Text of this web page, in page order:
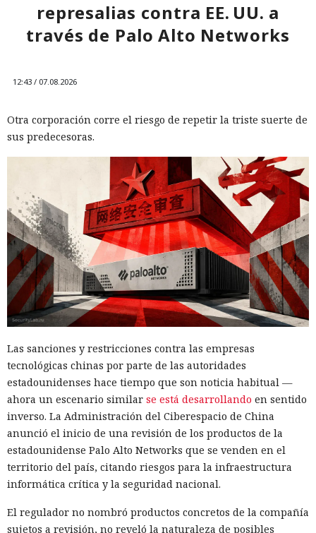
represalias contra EE. UU. a
través de Palo Alto Networks
12:43 / 07.08.2026
Otra corporación corre el riesgo de repetir la triste suerte de
sus predecesoras.
Las sanciones y restricciones contra las empresas
tecnológicas chinas por parte de las autoridades
estadounidenses hace tiempo que son noticia habitual —
ahora un escenario similar se está desarrollando en sentido
inverso. La Administración del Ciberespacio de China
anunció el inicio de una revisión de los productos de la
estadounidense Palo Alto Networks que se venden en el
territorio del país, citando riesgos para la infraestructura
informática crítica y la seguridad nacional.
El regulador no nombró productos concretos de la compañía
sujetos a revisión, no reveló la naturaleza de posibles